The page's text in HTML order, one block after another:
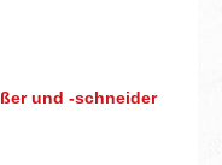
und -schneider